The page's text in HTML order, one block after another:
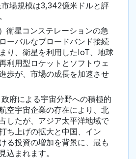
場規模は3,342億米ドルと評
衛星コンステレーションの急
ーバルなブロードバンド接続
り、衛星を利用したIoT、地球
利用型ロケットとソフトウェ
歩が、市場の成長を加速させ
府による宇宙分野への積極的
空宇宙企業の存在により、北
したが、アジア太平洋地域で
ち上げの拡大と中国、イン
る投資の増加を背景に、最も
込まれます。